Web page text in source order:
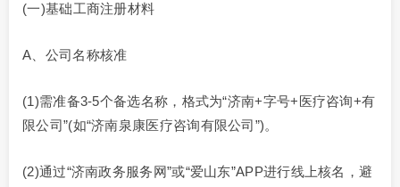
(一)基础工商注册材料
A、公司名称核准
(1)需准备3-5个备选名称，格式为“济南+字号+医疗咨询+有
限公司”(如“济南泉康医疗咨询有限公司”)。
(2)通过“济南政务服务网”或“爱山东”APP进行线上核名，避